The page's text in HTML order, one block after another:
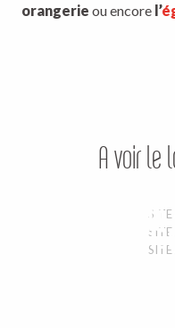
orangerie ou encore l’
A voir le
Eglise de
Orangerie